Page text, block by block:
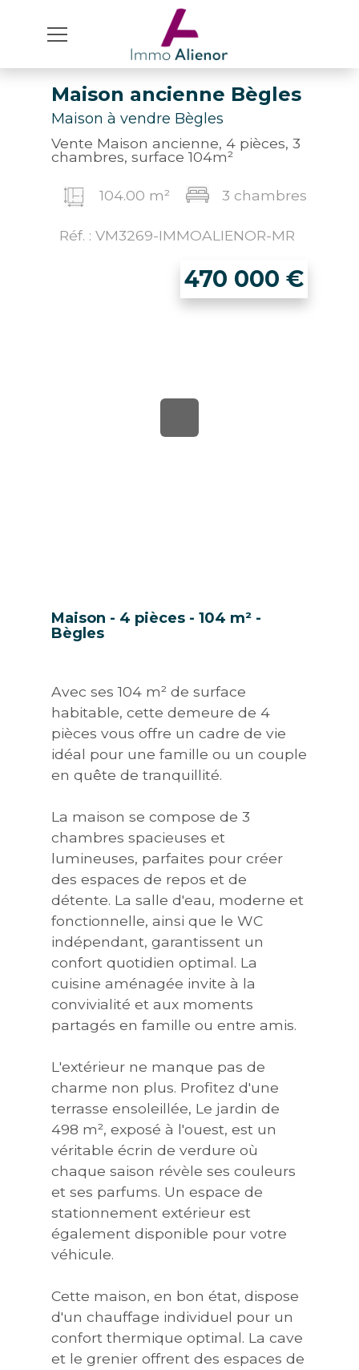
Maison ancienne Bègles
Maison à vendre Bègles
Vente Maison ancienne, 4 pièces, 3
chambres, surface 104m²
104.00 m² 3 chambres
Réf. : VM3269-IMMOALIENOR-MR
470 000 €
Maison - 4 pièces - 104 m² -
Bègles
Avec ses 104 m² de surface
habitable, cette demeure de 4
pièces vous offre un cadre de vie
idéal pour une famille ou un couple
en quête de tranquillité.
La maison se compose de 3
chambres spacieuses et
lumineuses, parfaites pour créer
des espaces de repos et de
détente. La salle d'eau, moderne et
fonctionnelle, ainsi que le WC
indépendant, garantissent un
confort quotidien optimal. La
cuisine aménagée invite à la
convivialité et aux moments
partagés en famille ou entre amis.
L'extérieur ne manque pas de
charme non plus. Profitez d'une
terrasse ensoleillée, Le jardin de
498 m², exposé à l'ouest, est un
véritable écrin de verdure où
chaque saison révèle ses couleurs
et ses parfums. Un espace de
stationnement extérieur est
également disponible pour votre
véhicule.
Cette maison, en bon état, dispose
d'un chauffage individuel pour un
confort thermique optimal. La cave
et le grenier offrent des espaces de